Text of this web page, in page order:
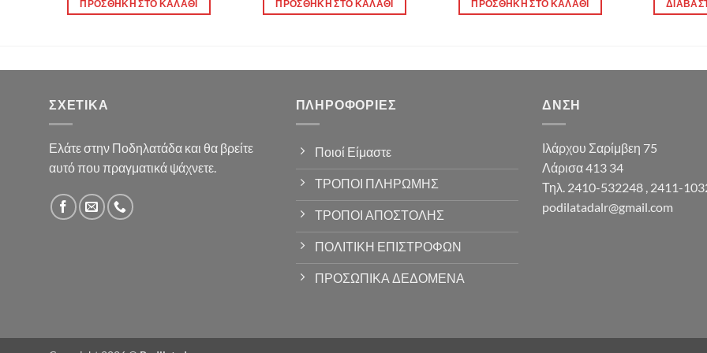
ΠΡΟΣΘΉΚΗ ΣΤΟ ΚΑΛΆΘΙ ΠΡΟΣΘΉΚΗ ΣΤΟ ΚΑΛΆΘΙ ΠΡΟΣΘΉΚΗ ΣΤΟ ΚΑΛΆΘΙ
ΣΧΕΤΙΚΆ
Ελάτε στην Ποδηλατάδα και θα βρείτε
αυτό που πραγματικά ψάχνετε.
ΠΛΗΡΟΦΟΡΊΕΣ
Ποιοί Είμαστε
ΤΡΟΠΟΙ ΠΛΗΡΩΜΗΣ
ΤΡΟΠΟΙ ΑΠΟΣΤΟΛΗΣ
ΠΟΛΙΤΙΚΗ ΕΠΙΣΤΡΟΦΩΝ
ΠΡΟΣΩΠΙΚΑ ΔΕΔΟΜΕΝΑ
ΔΝΣΗ
Ιλάρχου Σαρίμβεη 75
Λάρισα 413 34
Τηλ. 2410-532248 , 2411-
podilatadalr@gmail.com